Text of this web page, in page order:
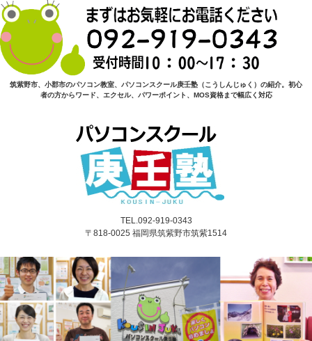
筑紫野市、小郡市のパソコン教室、パソコンスクール庚壬塾（こうしんじゅく）の紹介。初心
者の方からワード、エクセル、パワーポイント、MOS資格まで幅広く対応
TEL.092-919-0343
〒818-0025 福岡県筑紫野市筑紫1514